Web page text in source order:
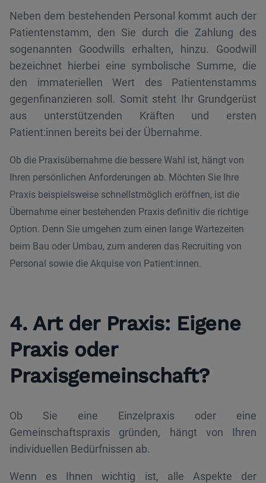
Neben dem bestehenden Personal kommt auch der
Patientenstamm, den Sie durch die Zahlung des
sogenannten Goodwills erhalten, hinzu. Goodwill
bezeichnet hierbei eine symbolische Summe, die
den immateriellen Wert des Patientenstamms
gegenfinanzieren soll. Somit steht Ihr Grundgerüst
aus unterstützenden Kräften und ersten
Patient:innen bereits bei der Übernahme.
Ob die Praxisübernahme die bessere Wahl ist, hängt von
Ihren persönlichen Anforderungen ab. Möchten Sie Ihre
Praxis beispielsweise schnellstmöglich eröffnen, ist die
Übernahme einer bestehenden Praxis definitiv die richtige
Option. Denn Sie umgehen zum einen lange Wartezeiten
beim Bau oder Umbau, zum anderen das Recruiting von
Personal sowie die Akquise von Patient:innen.
4. Art der Praxis: Eigene
Praxis oder
Praxisgemeinschaft?
Ob Sie eine Einzelpraxis oder eine
Gemeinschaftspraxis gründen, hängt von Ihren
individuellen Bedürfnissen ab.
Wenn es Ihnen wichtig ist, alle Aspekte der